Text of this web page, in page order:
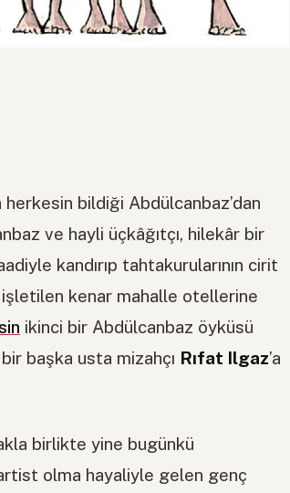
herkesin bildiği Abdülcanbaz’dan
ve hayli üçkâğıtçı, hilekâr bir
kandırıp tahtakurularının cirit
kenar mahalle otellerine
ikinci bir Abdülcanbaz öyküsü
başka usta mizahçı Rıfat Ilgaz’a
birlikte yine bugünkü
olma hayaliyle gelen genç